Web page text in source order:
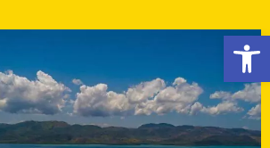
פתח סרגל נגישות